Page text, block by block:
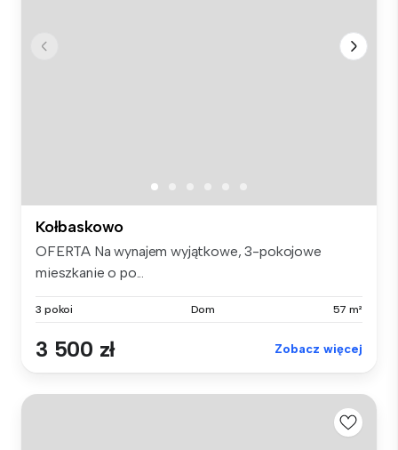
Kołbaskowo
OFERTA Na wynajem wyjątkowe, 3-pokojowe
mieszkanie o po...
3 pokoi Dom 57 m²
3 500 zł Zobacz więcej